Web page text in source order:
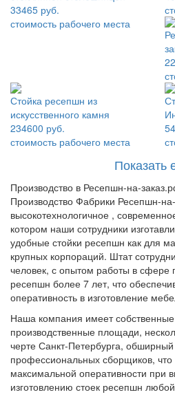
33465 руб.
стоимость рабочего места
Стойка ресепшн из
искусственного камня
234600 руб.
стоимость рабочего места
Показать
Производство в Ресепшн-на-
Производство Фабрики Ресепшн-
высокотехнологичное ,
котором наши сотрудники
удобные стойки ресепшн как для
крупных корпораций. Штат
человек, с опытом работы в сфере
ресепшн более 7 лет, что
оперативность в изготовление
Наша компания имеет собственные
производственные площади,
черте Санкт-Петербурга,
профессиональных сборщиков, что
максимальной оперативности при
изготовлению стоек ресепшн